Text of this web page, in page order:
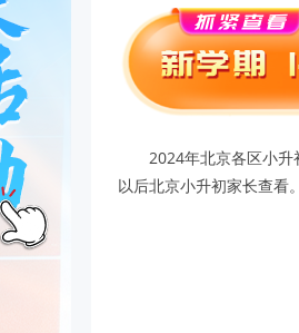
2024年北京各区小
以后北京小升初家长查看。